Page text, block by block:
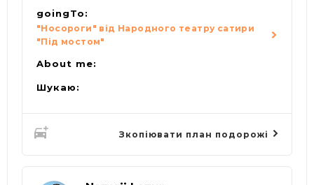
goingTo:
"Носороги" від Народного театру сатири
"Під мостом"
About me:
Шукаю:
Зкопіювати план подорожі